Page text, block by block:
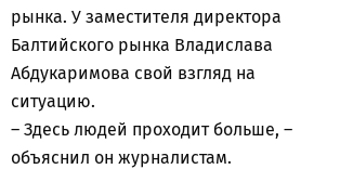
рынка. У заместителя директора
Балтийского рынка Владислава
Абдукаримова свой взгляд на
ситуацию.
– Здесь людей проходит больше, –
объяснил он журналистам.